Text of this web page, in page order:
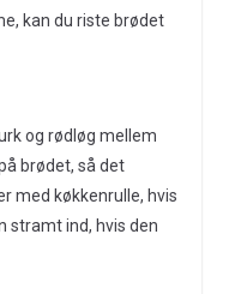
kan du riste brødet
og rødløg mellem
brødet, så det
med køkkenrulle, hvis
stramt ind, hvis den